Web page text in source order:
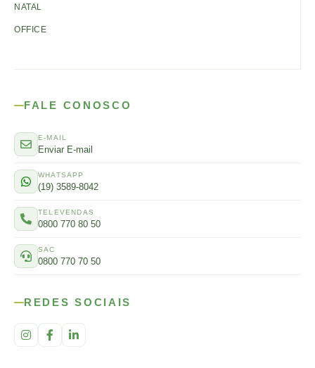
NATAL
OFFICE
FALE CONOSCO
E-MAIL
Enviar E-mail
WHATSAPP
(19) 3589-8042
TELEVENDAS
0800 770 80 50
SAC
0800 770 70 50
REDES SOCIAIS